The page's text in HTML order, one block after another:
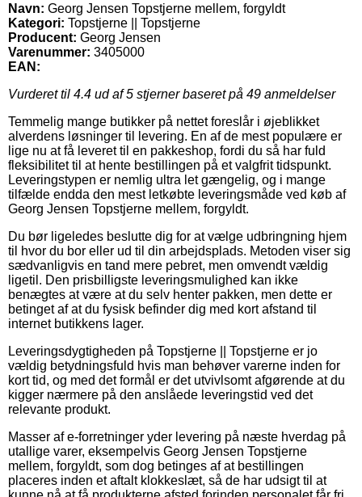
Navn: Georg Jensen Topstjerne mellem, forgyldt
Kategori: Topstjerne || Topstjerne
Producent: Georg Jensen
Varenummer: 3405000
EAN:
Vurderet til 4.4 ud af 5 stjerner baseret på 49 anmeldelser
Temmelig mange butikker på nettet foreslår i øjeblikket
alverdens løsninger til levering. En af de mest populære er
lige nu at få leveret til en pakkeshop, fordi du så har fuld
fleksibilitet til at hente bestillingen på et valgfrit tidspunkt.
Leveringstypen er nemlig ultra let gængelig, og i mange
tilfælde endda den mest letkøbte leveringsmåde ved køb af
Georg Jensen Topstjerne mellem, forgyldt.
Du bør ligeledes beslutte dig for at vælge udbringning hjem
til hvor du bor eller ud til din arbejdsplads. Metoden viser sig
sædvanligvis en tand mere pebret, men omvendt vældig
ligetil. Den prisbilligste leveringsmulighed kan ikke
benægtes at være at du selv henter pakken, men dette er
betinget af at du fysisk befinder dig med kort afstand til
internet butikkens lager.
Leveringsdygtigheden på Topstjerne || Topstjerne er jo
vældig betydningsfuld hvis man behøver varerne inden for
kort tid, og med det formål er det utvivlsomt afgørende at du
kigger nærmere på den anslåede leveringstid ved det
relevante produkt.
Masser af e-forretninger yder levering på næste hverdag på
utallige varer, eksempelvis Georg Jensen Topstjerne
mellem, forgyldt, som dog betinges af at bestillingen
placeres inden et aftalt klokkeslæt, så de har udsigt til at